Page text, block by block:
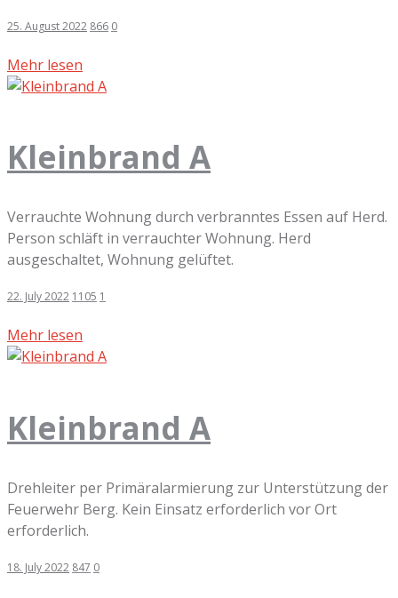
25. August 2022 866 0
Mehr lesen
Kleinbrand A
Verrauchte Wohnung durch verbranntes Essen auf Herd.
Person schläft in verrauchter Wohnung. Herd
ausgeschaltet, Wohnung gelüftet.
22. July 2022 1105 1
Mehr lesen
Kleinbrand A
Drehleiter per Primäralarmierung zur Unterstützung der
Feuerwehr Berg. Kein Einsatz erforderlich vor Ort
erforderlich.
18. July 2022 847 0